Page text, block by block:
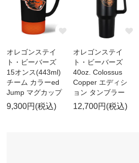
オレゴンステイ
ト・ビーバーズ
15オンス(443ml)
チーム カラーed
Jump マグカップ
9,300円(税込)
オレゴンステイ
ト・ビーバーズ
40oz. Colossus
Copper エディシ
ョン タンブラー
12,700円(税込)